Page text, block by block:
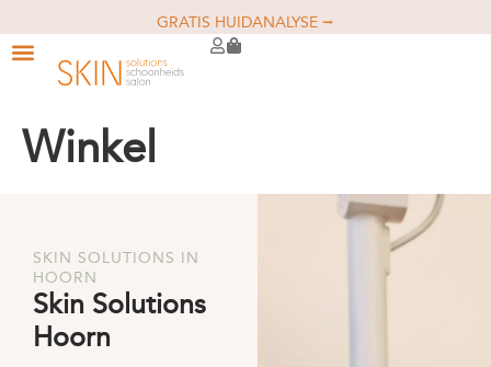
GRATIS HUIDANALYSE ⭢
Winkel
SKIN SOLUTIONS IN
HOORN
Skin Solutions
Hoorn